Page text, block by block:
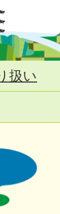
扱い